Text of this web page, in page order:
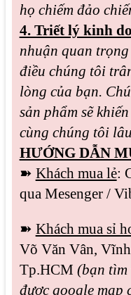
họ chiếm đảo
4. Triết lý kinh
nhuận quan
điều chúng tôi
lòng của bạn.
sản phẩm sẽ
cùng chúng tôi
HƯỚNG DẪN
➽ Khách mua lẻ:
qua Mesenger /
➽ Khách mua sỉ
Võ Văn Vân,
Tp.HCM (bạn tìm
được google map